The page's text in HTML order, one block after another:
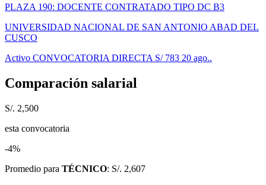
PLAZA 190: DOCENTE CONTRATADO TIPO DC B3
UNIVERSIDAD NACIONAL DE SAN ANTONIO ABAD DEL
CUSCO
Activo CONVOCATORIA DIRECTA S/ 783 20 ago..
Comparación salarial
S/. 2,500
esta convocatoria
-4%
Promedio para TÉCNICO: S/. 2,607